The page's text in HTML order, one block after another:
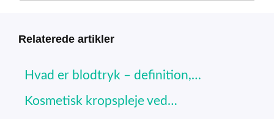
Relaterede artikler
Hvad er blodtryk – definition,…
Kosmetisk kropspleje ved…